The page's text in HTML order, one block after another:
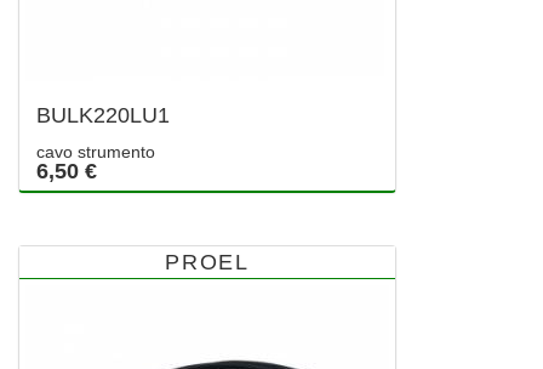
BULK220LU1
cavo strumento
6,50 €
PROEL